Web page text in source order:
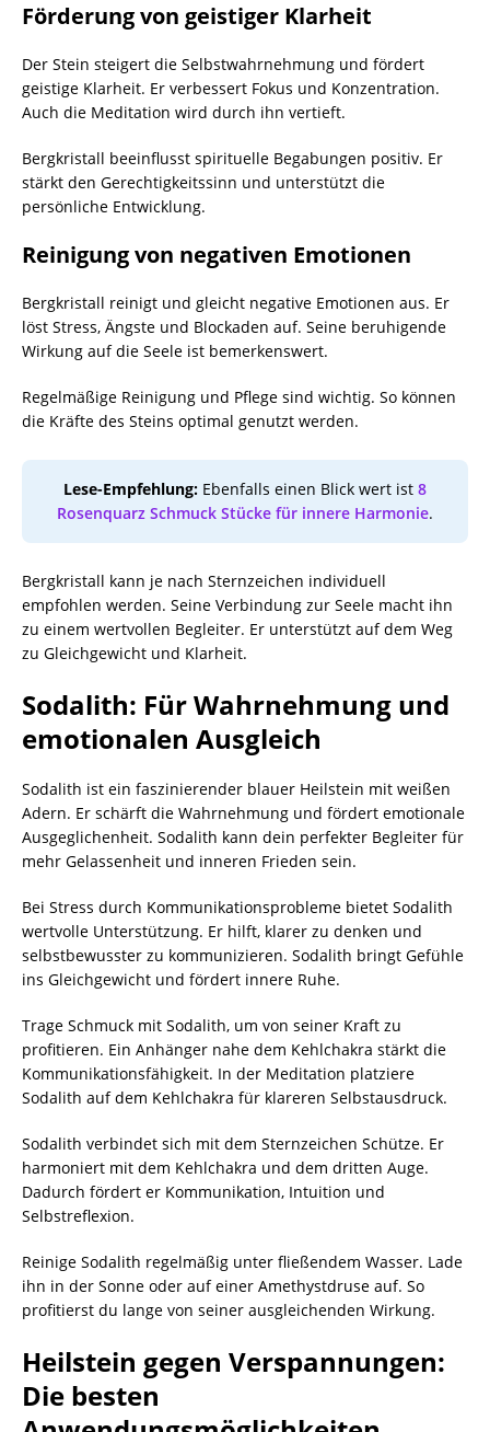
Förderung von geistiger Klarheit
Der Stein steigert die Selbstwahrnehmung und fördert
geistige Klarheit. Er verbessert Fokus und Konzentration.
Auch die Meditation wird durch ihn vertieft.
Bergkristall beeinflusst spirituelle Begabungen positiv. Er
stärkt den Gerechtigkeitssinn und unterstützt die
persönliche Entwicklung.
Reinigung von negativen Emotionen
Bergkristall reinigt und gleicht negative Emotionen aus. Er
löst Stress, Ängste und Blockaden auf. Seine beruhigende
Wirkung auf die Seele ist bemerkenswert.
Regelmäßige Reinigung und Pflege sind wichtig. So können
die Kräfte des Steins optimal genutzt werden.
Lese-Empfehlung: Ebenfalls einen Blick wert ist 8
Rosenquarz Schmuck Stücke für innere Harmonie.
Bergkristall kann je nach Sternzeichen individuell
empfohlen werden. Seine Verbindung zur Seele macht ihn
zu einem wertvollen Begleiter. Er unterstützt auf dem Weg
zu Gleichgewicht und Klarheit.
Sodalith: Für Wahrnehmung und
emotionalen Ausgleich
Sodalith ist ein faszinierender blauer Heilstein mit weißen
Adern. Er schärft die Wahrnehmung und fördert emotionale
Ausgeglichenheit. Sodalith kann dein perfekter Begleiter für
mehr Gelassenheit und inneren Frieden sein.
Bei Stress durch Kommunikationsprobleme bietet Sodalith
wertvolle Unterstützung. Er hilft, klarer zu denken und
selbstbewusster zu kommunizieren. Sodalith bringt Gefühle
ins Gleichgewicht und fördert innere Ruhe.
Trage Schmuck mit Sodalith, um von seiner Kraft zu
profitieren. Ein Anhänger nahe dem Kehlchakra stärkt die
Kommunikationsfähigkeit. In der Meditation platziere
Sodalith auf dem Kehlchakra für klareren Selbstausdruck.
Sodalith verbindet sich mit dem Sternzeichen Schütze. Er
harmoniert mit dem Kehlchakra und dem dritten Auge.
Dadurch fördert er Kommunikation, Intuition und
Selbstreflexion.
Reinige Sodalith regelmäßig unter fließendem Wasser. Lade
ihn in der Sonne oder auf einer Amethystdruse auf. So
profitierst du lange von seiner ausgleichenden Wirkung.
Heilstein gegen Verspannungen:
Die besten